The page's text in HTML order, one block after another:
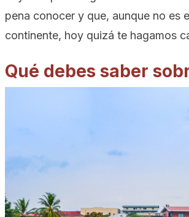
pena conocer y que, aunque no es
continente, hoy quizá te hagamos
Qué debes saber